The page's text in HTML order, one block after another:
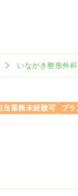
いながき整形外科
当業務未経験可 ブラ